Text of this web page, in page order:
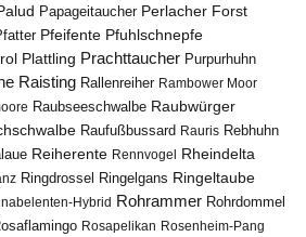
Papageitaucher Perlacher Forst
Pfeifente Pfuhlschnepfe
Plattling Prachttaucher Purpurhuhn
Raisting Rallenreiher Rambower Moor
Raubseeschwalbe Raubwürger
Raufußbussard Rauris Rebhuhn
Reiherente Rennvogel Rheindelta
Ringdrossel Ringelgans Ringeltaube
Hybrid Rohrammer Rohrdommel
Rosapelikan Rosenheim-Pang